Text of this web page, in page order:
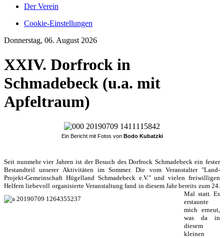
Der Verein
Cookie-Einstellungen
Donnerstag, 06. August 2026
XXIV. Dorfrock in
Schmadebeck (u.a. mit
Apfeltraum)
Ein Bericht mit Fotos von Bodo Kubatzki
Seit nunmehr vier Jahren ist der Besuch des Dorfrock Schmadebeck ein fester
Bestandteil unserer Aktivitäten im Sommer. Die vom Veranstalter "Land-
Projekt-Gemeinschaft Hügelland Schmadebeck e.V." und vielen freiwilligen
Helfern liebevoll organisierte Veranstaltung fand in diesem Jahr bereits zum 24.
Mal statt. Es
erstaunte
mich erneut,
was da in
diesem
kleinen